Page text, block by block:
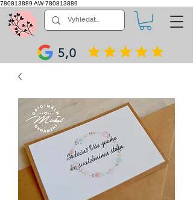
780813889 AW-780813889
5,0